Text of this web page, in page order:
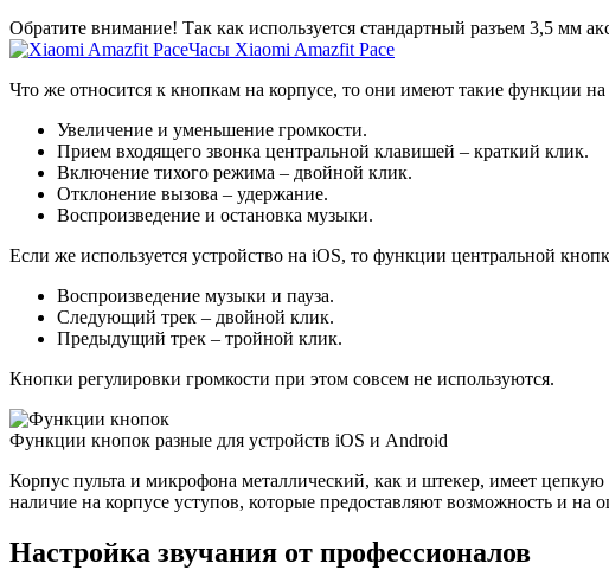
Обратите внимание! Так как используется стандартный разъем 3,5 мм
Часы Xiaomi Amazfit Pace
Что же относится к кнопкам на корпусе, то они имеют такие функции
Увеличение и уменьшение громкости.
Прием входящего звонка центральной клавишей – краткий клик.
Включение тихого режима – двойной клик.
Отклонение вызова – удержание.
Воспроизведение и остановка музыки.
Если же используется устройство на iOS, то функции центральной
Воспроизведение музыки и пауза.
Следующий трек – двойной клик.
Предыдущий трек – тройной клик.
Кнопки регулировки громкости при этом совсем не используются.
Функции кнопок разные для устройств iOS и Android
Корпус пульта и микрофона металлический, как и штекер, имеет
наличие на корпусе уступов, которые предоставляют возможность и
Настройка звучания от профессионалов